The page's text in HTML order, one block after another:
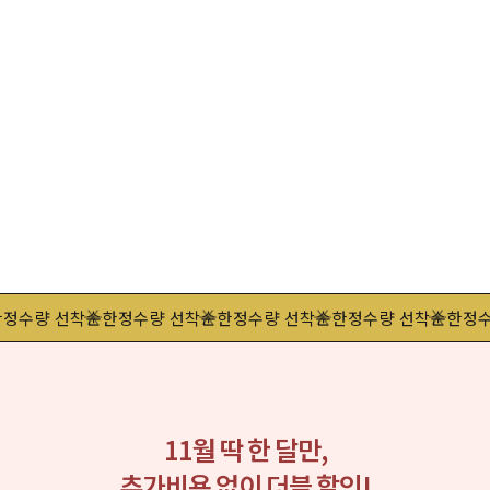
수량 선착순한정수량 선착순한정수량 선착순한정수량 선착순한정
11월 딱 한 달만,